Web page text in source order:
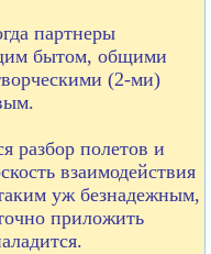
партнеры
бытом, общими
(2-ми)
разбор полетов и
взаимодействия
уж безнадежным,
приложить